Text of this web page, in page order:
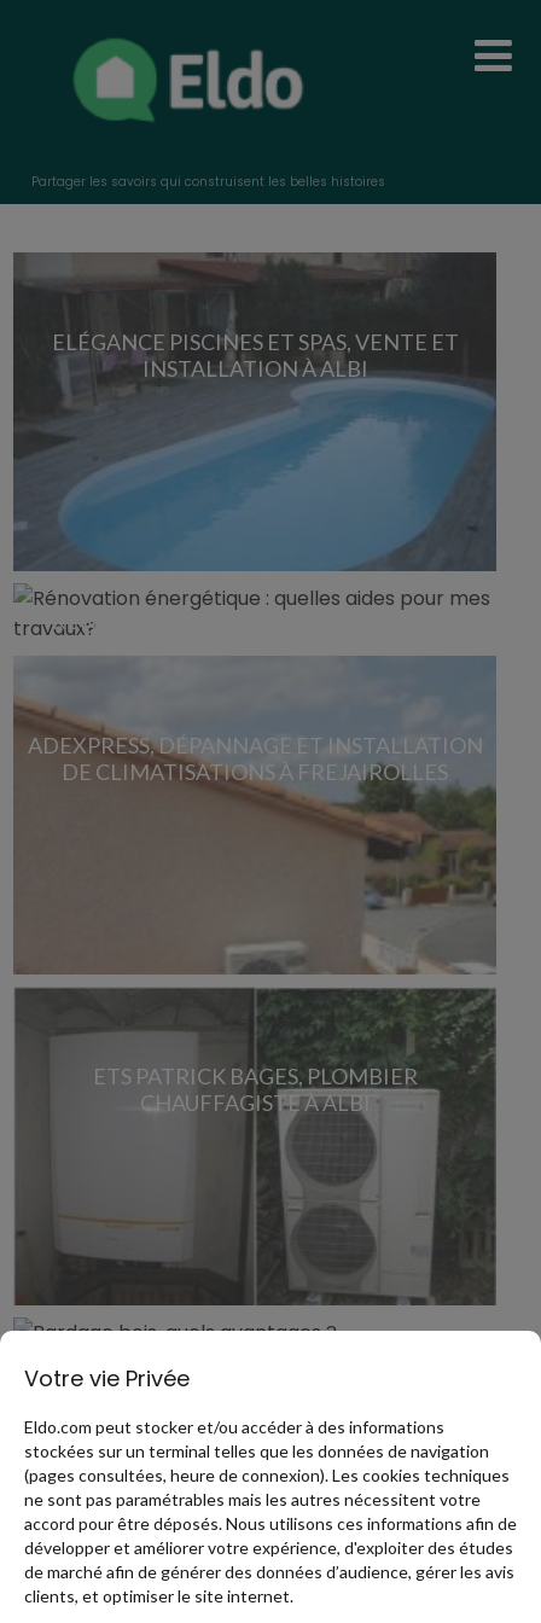
Partager les savoirs qui construisent les belles histoires
ELÉGANCE PISCINES ET SPAS, VENTE ET
INSTALLATION À ALBI
RÉNOVATION ÉNERGÉTIQUE : QUELLES
ADEXPRESS, DÉPANNAGE ET INSTALLATION
DE CLIMATISATIONS À FREJAIROLLES
ETS PATRICK BAGES, PLOMBIER
CHAUFFAGISTE À ALBI
RT 2012 : DE QUOI S’AGIT-IL?
1 2 3 4
Votre vie Privée
Eldo.com peut stocker et/ou accéder à des informations
stockées sur un terminal telles que les données de navigation
(pages consultées, heure de connexion). Les cookies techniques
ne sont pas paramétrables mais les autres nécessitent votre
accord pour être déposés. Nous utilisons ces informations afin de
développer et améliorer votre expérience, d'exploiter des études
de marché afin de générer des données d’audience, gérer les avis
clients, et optimiser le site internet.